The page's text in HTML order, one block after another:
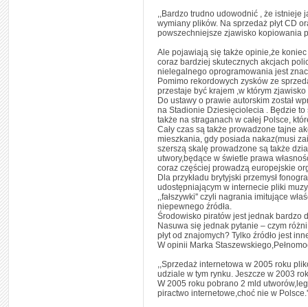
,,Bardzo trudno udowodnić , że istnieje
wymiany plików. Na sprzedaż płyt CD
powszechniejsze zjawisko kopiowania
Ale pojawiają się także opinie,że
coraz bardziej skutecznych akcjach
nielegalnego oprogramowania jest
Pomimo rekordowych zysków ze
przestaje być krajem ,w którym
Do ustawy o prawie autorskim został
na Stadionie Dziesięciolecia . Będzie to
także na straganach w całej Polsce,
Cały czas są także prowadzone tajne
mieszkania, gdy posiada nakaz(musi
szerszą skalę prowadzone są także
utwory,będące w świetle prawa
coraz częściej prowadzą europejskie
Dla przykładu brytyjski przemysł
udostępniającym w internecie pliki
,,fałszywki'' czyli nagrania imitujące
niepewnego źródła.
Środowisko piratów jest jednak bardzo
Nasuwa się jednak pytanie – czym
płyt od znajomych? Tylko źródło jest
W opinii Marka
,,Sprzedaż internetowa w 2005 roku
udziale w tym rynku. Jeszcze w 2003
W 2005 roku pobrano 2 mld
piractwo internetowe,choć nie w